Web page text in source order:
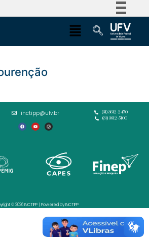
Simplifique!
Canais
inctipp@ufv.br
(31) 3612-2470
(31) 3612-5100
© 2026 INCTIPP | Powered by INCTIPP